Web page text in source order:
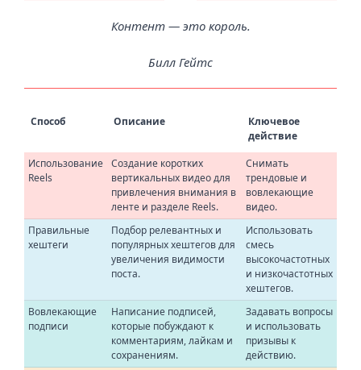
Контент — это король.
Билл Гейтс
Способ Описание
Ключевое
действие
Использование
Reels
Создание коротких
вертикальных видео для
привлечения внимания в
ленте и разделе Reels.
Снимать
трендовые и
вовлекающие
видео.
Правильные
хештеги
Подбор релевантных и
популярных хештегов для
увеличения видимости
поста.
Использовать
смесь
высокочастотных
и низкочастотных
хештегов.
Вовлекающие
подписи
Написание подписей,
которые побуждают к
комментариям, лайкам и
сохранениям.
Задавать вопросы
и использовать
призывы к
действию.